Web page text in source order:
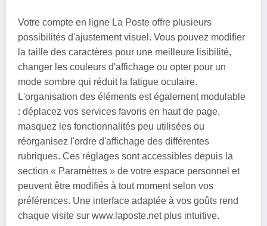
Votre compte en ligne La Poste offre plusieurs
possibilités d'ajustement visuel. Vous pouvez modifier
la taille des caractères pour une meilleure lisibilité,
changer les couleurs d'affichage ou opter pour un
mode sombre qui réduit la fatigue oculaire.
L'organisation des éléments est également modulable
: déplacez vos services favoris en haut de page,
masquez les fonctionnalités peu utilisées ou
réorganisez l'ordre d'affichage des différentes
rubriques. Ces réglages sont accessibles depuis la
section « Paramètres » de votre espace personnel et
peuvent être modifiés à tout moment selon vos
préférences. Une interface adaptée à vos goûts rend
chaque visite sur www.laposte.net plus intuitive.